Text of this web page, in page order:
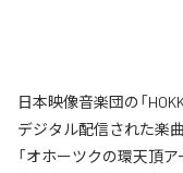
日本映像音楽団の「
デジタル配信された楽曲
「オホーツクの環天頂ア